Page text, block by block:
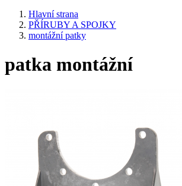
Hlavní strana
PŘÍRUBY A SPOJKY
montážní patky
patka montážní